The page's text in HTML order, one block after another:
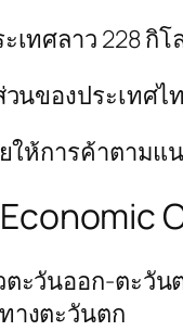
เทศลาว 228 กิ
วนของประเท
ยให้การค้าตาม
ะวันออก-ตะวัน
างตะวันตก